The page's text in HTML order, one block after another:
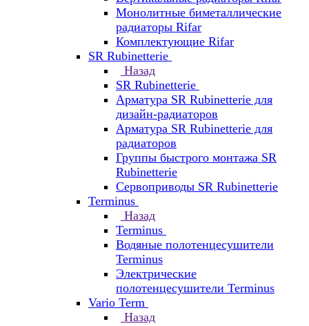
Монолитные биметаллические
радиаторы Rifar
Комплектующие Rifar
SR Rubinetterie
Назад
SR Rubinetterie
Арматура SR Rubinetterie для
дизайн-радиаторов
Арматура SR Rubinetterie для
радиаторов
Группы быстрого монтажа SR
Rubinetterie
Сервоприводы SR Rubinetterie
Terminus
Назад
Terminus
Водяные полотенцесушители
Terminus
Электрические
полотенцесушители Terminus
Vario Term
Назад